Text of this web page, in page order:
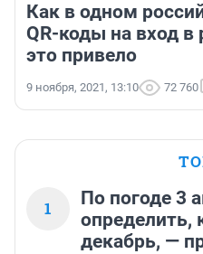
Как в одном
QR-коды на вход
это привело
9 ноября, 2021, 13:10 72 760
1
По погоде 3
определить,
декабрь, —